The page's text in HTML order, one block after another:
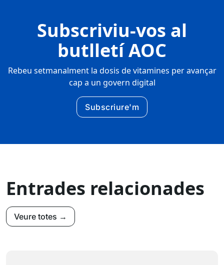
Subscriviu-vos al
butlletí AOC
Rebeu setmanalment la dosis de vitamines per avançar
cap a un govern digital
Subscriure'm
Entrades relacionades
Veure totes →